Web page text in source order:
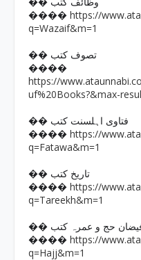
�� وظائف کتب
���� https://
q=Wazaif&m=1
�� تصوف کتب
����
https://
uf%20Books?&max-
�� فتاوی اہلسنت کتب
���� https://
q=Fatawa&m=1
�� تاریخ کتب
���� https://
q=Tareekh&m=1
فیضان حج و عمرہ کتب
���� https://
q=Hajj&m=1